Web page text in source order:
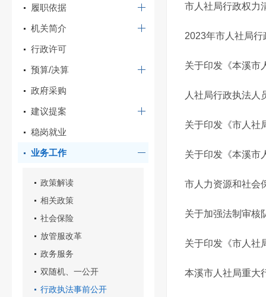
履职依据
机关简介
行政许可
预算/决算
政府采购
建议提案
稳岗就业
业务工作
政策解读
相关政策
社会保险
放管服改革
政务服务
双随机、一公开
行政执法事前公开
市人社局行政权力
2023年市人社局
关于印发《本溪市
人社局行政执法人
关于印发《市人社
关于印发《本溪市
市人力资源和社会
关于加强法制审核
关于印发《市人社
本溪市人社局重大